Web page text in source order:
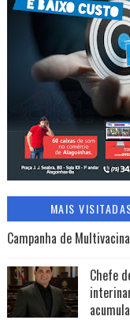
MAIS
Campanha de
Chefe